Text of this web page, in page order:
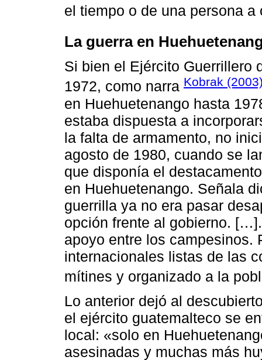
el tiempo o de una persona a
La guerra en
Si bien el Ejército Guerrillero
1972, como narra Kobrak
en Huehuetenango hasta
estaba dispuesta a
la falta de armamento, no
agosto de 1980, cuando se
que disponía el
en Huehuetenango. Señala
guerrilla ya no era pasar
opción frente al gobierno.
apoyo entre los campesinos.
internacionales listas de las
mítines y organizado a la
Lo anterior dejó al
el ejército guatemalteco se
local: «solo en
asesinadas y muchas más